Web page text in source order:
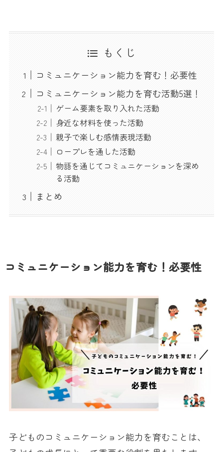
もくじ
コミュニケーション能力を育む！必要性
コミュニケーション能力を育む活動5選！
ゲーム要素を取り入れた活動
身近な材料を使った活動
親子で楽しむ感情表現活動
ロープレを通した活動
物語を通じてコミュニケーションを深め
る活動
まとめ
コミュニケーション能力を育む！必要性
子どものコミュニケーション能力を育むことは、